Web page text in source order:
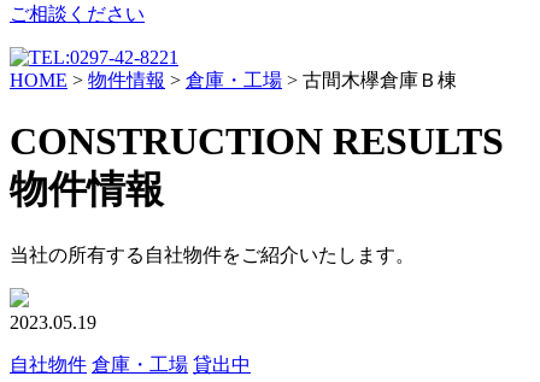
ご相談ください
HOME > 物件情報 > 倉庫・工場 > 古間木欅倉庫Ｂ棟
CONSTRUCTION RESULTS
物件情報
当社の所有する自社物件をご紹介いたします。
2023.05.19
自社物件 倉庫・工場 貸出中